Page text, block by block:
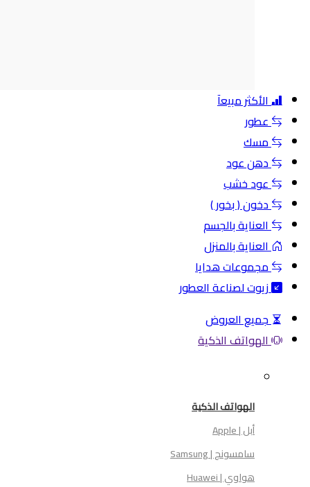
الأكثر مبيعآ
عطور
مسك
دهن عود
عود خشب
دخون ( بخور )
العناية بالجسم
العناية بالمنزل
مجموعات هدايا
زيوت لصناعة العطور
جميع العروض
الهواتف الذكية
الهواتف الذكية
سامسونج | Samsung
هواوي | Huawei